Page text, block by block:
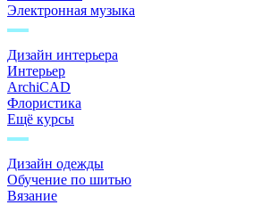
Электронная музыка
Дизайн интерьера
Интерьер
ArchiCAD
Флористика
Ещё курсы
Дизайн одежды
Обучение по шитью
Вязание